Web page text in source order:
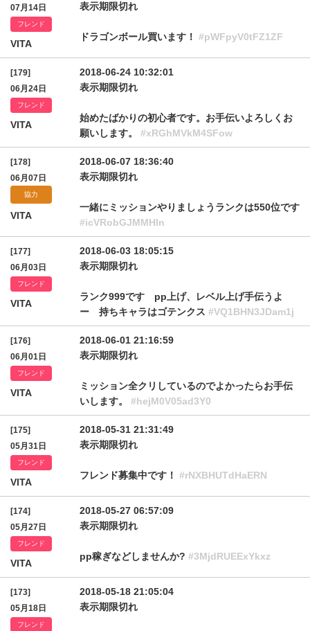
07月14日
フレンド
VITA
表示期限切れ
ドラゴンボール買います！ #pWFpyV0tFZ1ZF
[179]
06月24日
フレンド
VITA
2018-06-24 10:32:01
表示期限切れ
始めたばかりの初心者です。お手伝いよろしくお
願いします。 #xRGhMVkM4SFow
[178]
06月07日
協力
VITA
2018-06-07 18:36:40
表示期限切れ
一緒にミッションやりましょうランクは550位です
#icVRobGJMMHln
[177]
06月03日
フレンド
VITA
2018-06-03 18:05:15
表示期限切れ
ランク999です pp上げ、レベル上げ手伝うよ
ー 持ちキャラはゴテンクス #VQ1BHN3JDam1j
[176]
06月01日
フレンド
VITA
2018-06-01 21:16:59
表示期限切れ
ミッション全クリしているのでよかったらお手伝
いします。 #hejM0V05ad3Y0
[175]
05月31日
フレンド
VITA
2018-05-31 21:31:49
表示期限切れ
フレンド募集中です！ #rNXBHUTdHaERN
[174]
05月27日
フレンド
VITA
2018-05-27 06:57:09
表示期限切れ
pp稼ぎなどしませんか? #3MjdRUEExYkxz
[173]
05月18日
フレンド
2018-05-18 21:05:04
表示期限切れ